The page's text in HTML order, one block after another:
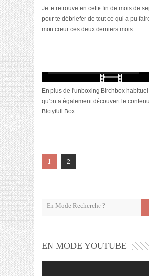
Je te retrouve en cette fin de mois de
pour te débriefer de tout ce qui a pu
mon cœur ces deux derniers mois. ...
[Vidéo] Unboxing : les Birchbox
En plus de l'unboxing Birchbox
qu'on a également découvert le
Biotyfull Box. ...
1 2
EN MODE YOUTUBE